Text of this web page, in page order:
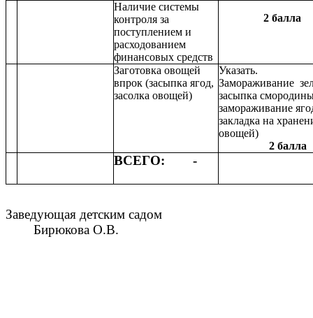
Наличие системы
контроля за
поступлением и
расходованием
финансовых средств
2 балла
Заготовка овощей
впрок (засыпка ягод,
засолка овощей)
Указать.
Замораживание
засыпка
замораживание
закладка на
овощей)
2 балла
ВСЕГО: -
Заведующая детским садом
Бирюкова О.В.